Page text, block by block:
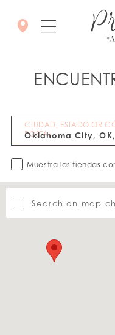
CIUDAD, ESTADO OR
POSTAL
Muestra las tiendas
Search on map